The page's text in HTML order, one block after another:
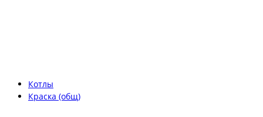
Котлы
Краска (общ)